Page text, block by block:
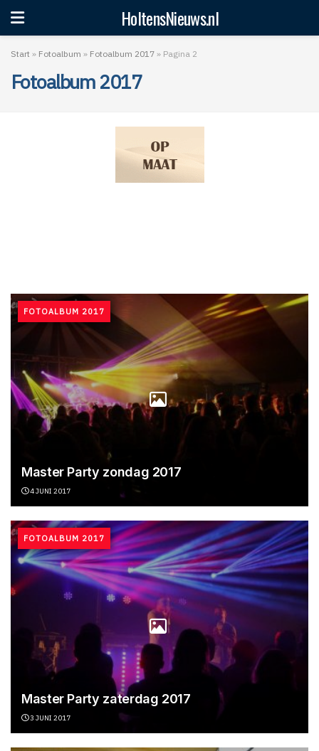
HoltensNieuws.nl
Start » Fotoalbum » Fotoalbum 2017 » Pagina 2
Fotoalbum 2017
FOTOALBUM 2017
Master Party zondag 2017
4 JUNI 2017
FOTOALBUM 2017
Master Party zaterdag 2017
3 JUNI 2017